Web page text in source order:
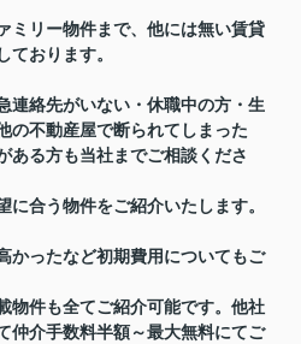
ミリー物件まで、他には無い賃貸
ております。
連絡先がいない・休職中の方・生
の不動産屋で断られてしまった
ある方も当社までご相談くださ
に合う物件をご紹介いたします。
かったなど初期費用についてもご
物件も全てご紹介可能です。他社
仲介手数料半額～最大無料にてご